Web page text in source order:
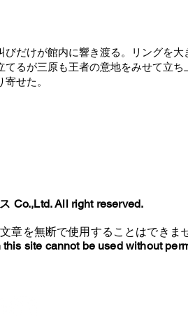
だけが館内に響き渡る。リングを
るが三原も王者の意地をみせて立
せた。
Co.,Ltd. All right reserved.
章を無断で使用することはできま
site cannot be used without